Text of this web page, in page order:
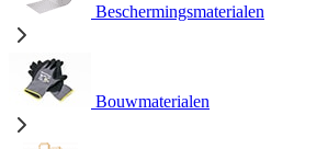
Beschermingsmaterialen
Bouwmaterialen